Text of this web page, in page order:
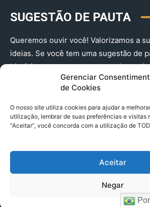
Gerenciar
de Cookies
O nosso site utiliza cookies para ajudar a
utilização, lembrar de suas preferências e visitas
“Aceitar”, você concorda com a utilização de
Aceitar
Negar
SUGESTÃO DE PAUTA
Queremos ouvir você! Valorizamos a
ideias. Se você tem uma sugestão de
história que merece ser contada,
(91) 98224 - 3111
© 2025 A Província do Pará CNPJ:
Trav. Quintino Bocaiuva 2301, Ed.
2701- Cremação – CEP